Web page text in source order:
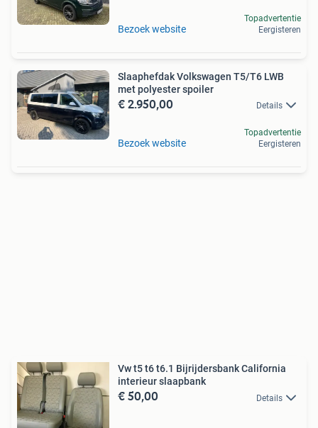
Bezoek website
Topadvertentie
Eergisteren
Slaaphefdak Volkswagen T5/T6 LWB
met polyester spoiler
€ 2.950,00 Details
Bezoek website
Topadvertentie
Eergisteren
Vw t5 t6 t6.1 Bijrijdersbank California
interieur slaapbank
€ 50,00 Details